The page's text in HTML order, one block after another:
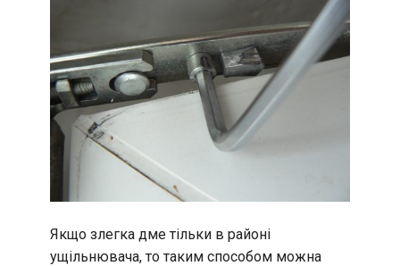
Якщо злегка дме тільки в районі
ущільнювача, то таким способом можна